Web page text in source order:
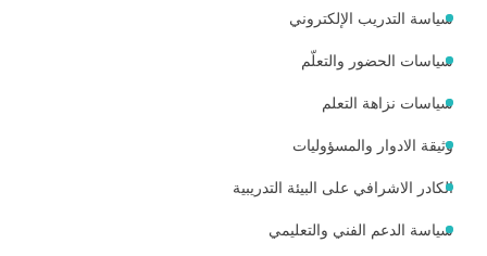
سياسة التدريب الإلكتروني
سياسات الحضور والتعلّم
سياسات نزاهة التعلم
وثيقة الادوار والمسؤوليات
الكادر الاشرافي على البيئة التدريبية
سياسة الدعم الفني والتعليمي